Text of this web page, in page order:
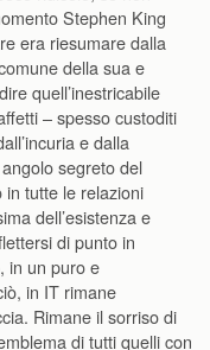
Stephen King
era riesumare dalla
della sua e
quell’inestricabile
– spesso custoditi
e dalla
segreto del
tutte le relazioni
dell’esistenza e
di punto in
in un puro e
in IT rimane
Rimane il sorriso di
di tutti quelli con